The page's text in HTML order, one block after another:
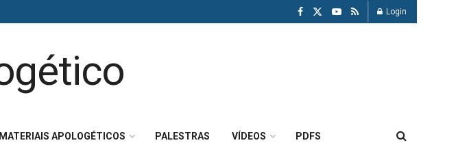
Login
MATERIAIS APOLOGÉTICOS PALESTRAS VÍDEOS PDFS